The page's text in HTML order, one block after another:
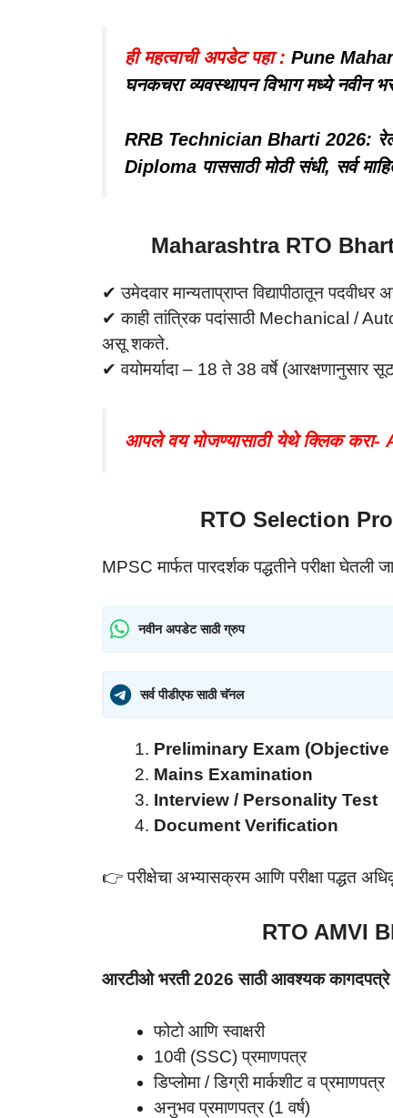
ही महत्वाची अपडेट पहा : Pune
घनकचरा व्यवस्थापन विभाग मध्ये नवीन
RRB Technician Bharti 2026:
Diploma पाससाठी मोठी संधी, सर्व
Maharashtra RTO
✔ उमेदवार मान्यताप्राप्त विद्यापीठातून पदवीधर
✔ काही तांत्रिक पदांसाठी Mechanical /
असू शकते.
✔ वयोमर्यादा – 18 ते 38 वर्षे (आरक्षणानुसार
आपले वय मोजण्यासाठी येथे क्लिक
RTO Selection
MPSC मार्फत पारदर्शक पद्धतीने परीक्षा घेतली
नवीन अपडेट साठी ग्रुप
सर्व पीडीएफ साठी चॅनल
Preliminary Exam (Objective
Mains Examination
Interview / Personality Test
Document Verification
👉 परीक्षेचा अभ्यासक्रम आणि परीक्षा पद्धत
RTO AMVI
आरटीओ भरती 2026 साठी आवश्यक
फोटो आणि स्वाक्षरी
10वी (SSC) प्रमाणपत्र
डिप्लोमा / डिग्री मार्कशीट व प्रमाणपत्र
अनुभव प्रमाणपत्र (1 वर्ष)